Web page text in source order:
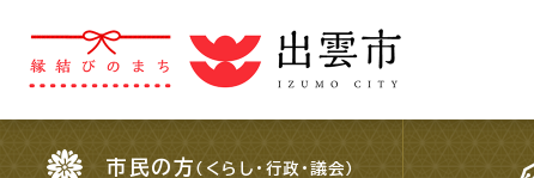
市民の方 （くらし・行政・議会）